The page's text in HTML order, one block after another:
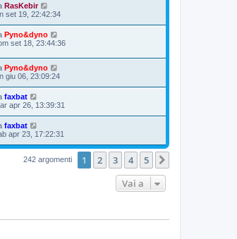
RasKebir
set 19, 22:42:34
Pyno&dyno
set 18, 23:44:36
Pyno&dyno
giu 06, 23:09:24
faxbat
apr 26, 13:39:31
faxbat
apr 23, 17:22:31
242 argomenti 1 2 3 4 5
Vai a